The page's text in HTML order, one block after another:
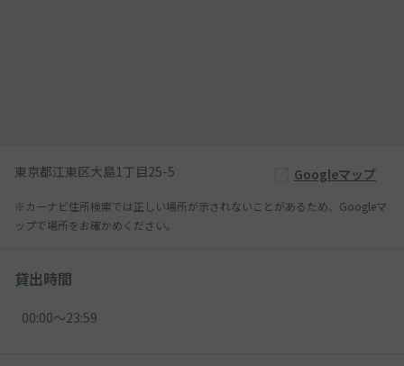
東京都江東区大島1丁目25-5 Googleマップ
※カーナビ住所検索では正しい場所が示されないことがあるため、Googleマ
ップで場所をお確かめください。
貸出時間
00:00〜23:59